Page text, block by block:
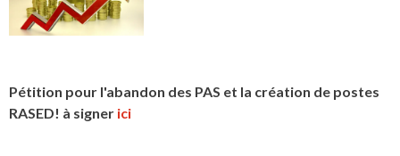
Pétition pour l'abandon des PAS et la création de postes
RASED! à signer ici